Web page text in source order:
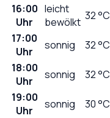
16:00
Uhr
leicht
bewölkt 32°C
17:00
Uhr
sonnig 32°C
18:00
Uhr
sonnig 32°C
19:00
Uhr
sonnig 30°C